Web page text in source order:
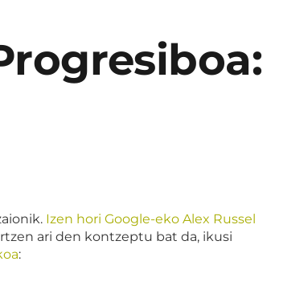
Izen hori Google-eko Alex Russel
ari den kontzeptu bat da, ikusi
: